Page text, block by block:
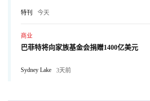
特刊 今天
商业
巴菲特将向家族基金会捐赠1400亿美元
Sydney Lake 3天前